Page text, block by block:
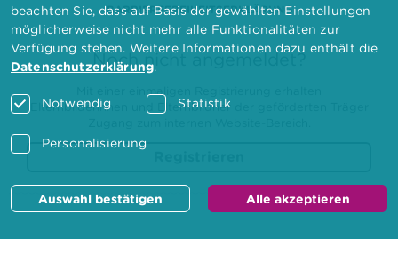
BARRIEREFREIHEITSERKLÄRUNG
Noch nicht angemeldet?
Mit einer einmaligen Registrierung erhalten
Elternbilderinnen und Elternbildner der geförderten Träger
beachten Sie, dass auf Basis der gewählten Einstellungen
möglicherweise nicht mehr alle Funktionalitäten zur
Verfügung stehen. Weitere Informationen dazu enthält die
Datenschutzerklärung.
Notwendig Statistik
Personalisierung
Auswahl bestätigen Alle akzeptieren